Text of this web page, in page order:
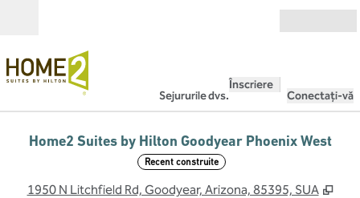
Sejururile dvs.
Înscriere
Conectați-vă
Home2 Suites by Hilton Goodyear Phoenix West
Recent construite
1950 N Litchfield Rd, Goodyear, Arizona, 85395, SUA ,